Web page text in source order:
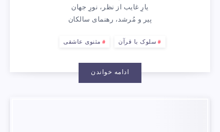
یارِ غایب از نظر، نورِ جهان
پیر و مُرشد، رهنمای سالکان
سلوک با قرآن مثنوی عاشقی
ادامه خواندن